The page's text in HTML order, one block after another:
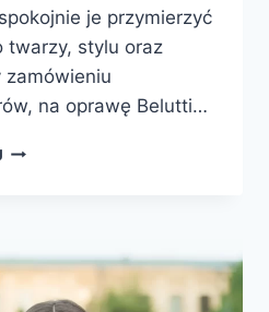
je przymierzyć
twarzy, stylu oraz
zamówieniu
na oprawę Belutti…
DNI